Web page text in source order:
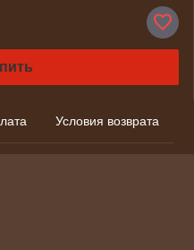
Условия возврата